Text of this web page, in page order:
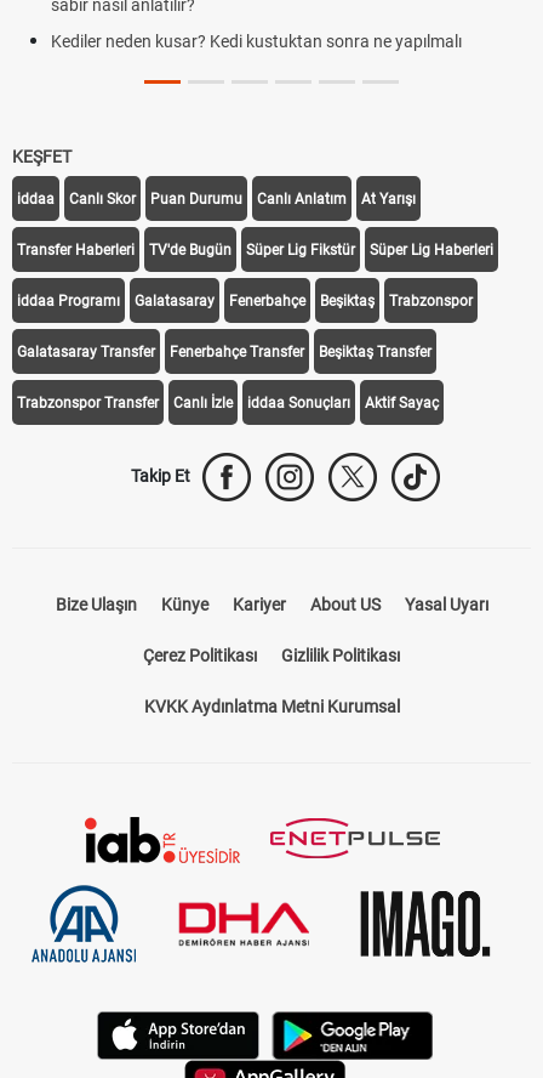
sonra ne yapılmalı
tarifi
KEŞFET
iddaa Canlı Skor Puan Durumu Canlı Anlatım At Yarışı
Transfer Haberleri TV'de Bugün Süper Lig Fikstür Süper Lig Haberleri
iddaa Programı Galatasaray Fenerbahçe Beşiktaş Trabzonspor
Galatasaray Transfer Fenerbahçe Transfer Beşiktaş Transfer
Trabzonspor Transfer Canlı İzle iddaa Sonuçları Aktif Sayaç
Takip Et
Bize Ulaşın Künye Kariyer About US Yasal Uyarı
Çerez Politikası Gizlilik Politikası
KVKK Aydınlatma Metni Kurumsal